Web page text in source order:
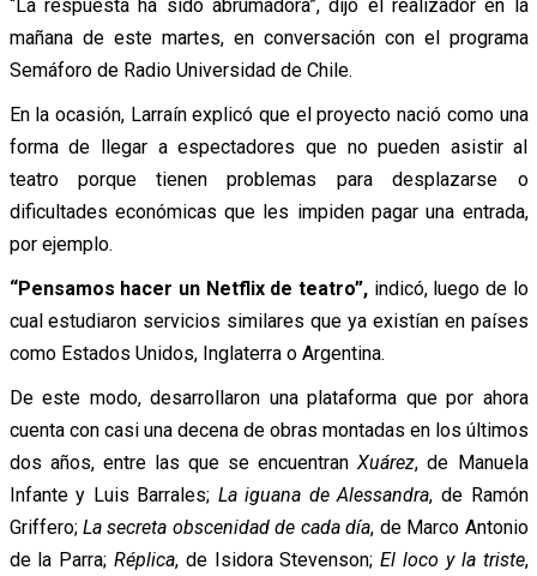
“La respuesta ha sido abrumadora”, dijo el realizador en la
mañana de este martes, en conversación con el programa
Semáforo de Radio Universidad de Chile.
En la ocasión, Larraín explicó que el proyecto nació como una
forma de llegar a espectadores que no pueden asistir al
teatro porque tienen problemas para desplazarse o
dificultades económicas que les impiden pagar una entrada,
por ejemplo.
“Pensamos hacer un Netflix de teatro”,indicó, luego de lo
cual estudiaron servicios similares que ya existían en países
como Estados Unidos, Inglaterra o Argentina.
De este modo, desarrollaron una plataforma que por ahora
cuenta con casi una decena de obras montadas en los últimos
dos años, entre las que se encuentranXuárez, de Manuela
Infante y Luis Barrales; La iguana de Alessandra, de Ramón
Griffero; La secreta obscenidad de cada día, de Marco Antonio
de la Parra; Réplica, de Isidora Stevenson; El loco y la triste,